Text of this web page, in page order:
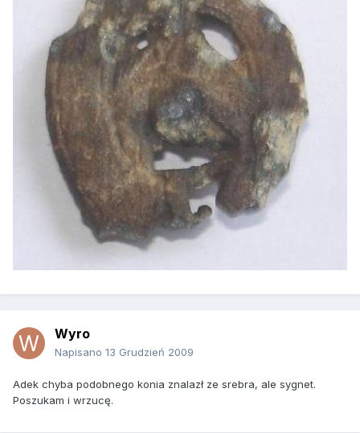
Wyro
Napisano 13 Grudzień 2009
Adek chyba podobnego konia znalazł ze srebra, ale sygnet.
Poszukam i wrzucę.